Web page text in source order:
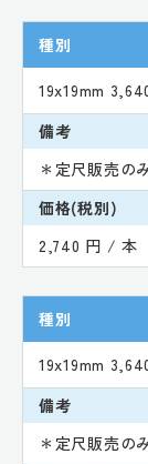
種別
19x19mm
備考
＊定尺販売の
価格(税別)
2,740 円 / 本
種別
19x19mm
備考
＊定尺販売の